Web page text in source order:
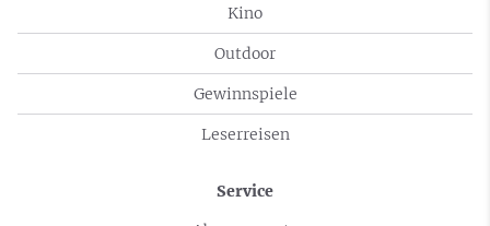
Kino
Outdoor
Gewinnspiele
Leserreisen
Service